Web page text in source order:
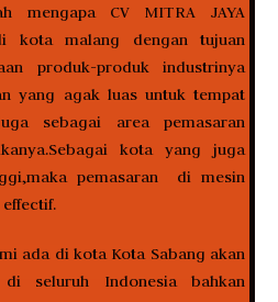
mengapa CV MITRA JAYA
kota malang dengan tujuan
produk-produk industrinya
yang agak luas untuk tempat
sebagai area pemasaran
kota yang juga
pemasaran di mesin
ada di kota Kota Sabang akan
seluruh Indonesia bahkan